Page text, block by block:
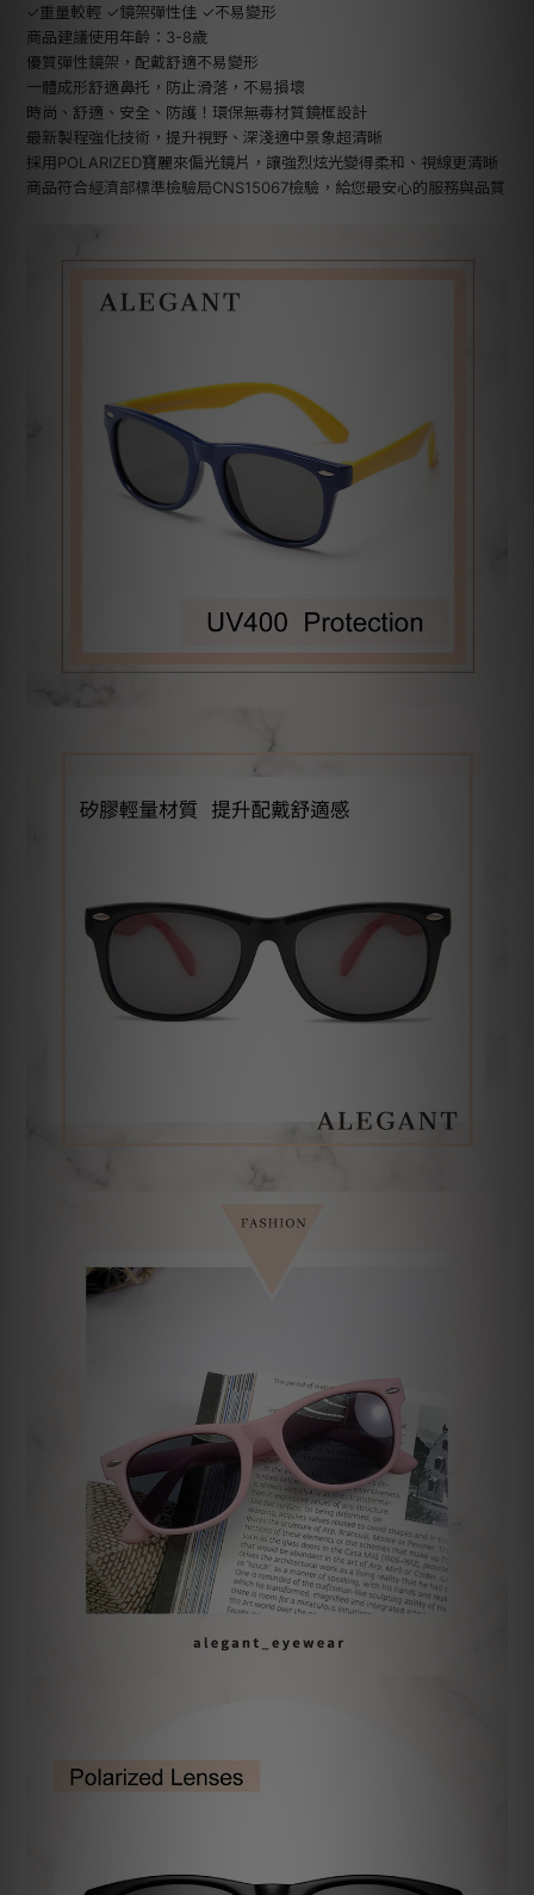
✓重量較輕 ✓鏡架彈性佳 ✓不易變形
商品建議使用年齡：3-8歲
優質彈性鏡架，配戴舒適不易變形
一體成形舒適鼻托，防止滑落，不易損壞
時尚、舒適、安全、防護！環保無毒材質鏡框設計
最新製程強化技術，提升視野、深淺適中景象超清晰
採用POLARIZED寶麗來偏光鏡片，讓強烈炫光變得柔和、視線更清晰
商品符合經濟部標準檢驗局CNS15067檢驗，給您最安心的服務與品質